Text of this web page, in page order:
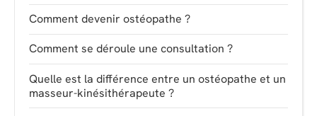
Comment devenir ostéopathe ?
Comment se déroule une consultation ?
Quelle est la différence entre un ostéopathe et un
masseur-kinésithérapeute ?